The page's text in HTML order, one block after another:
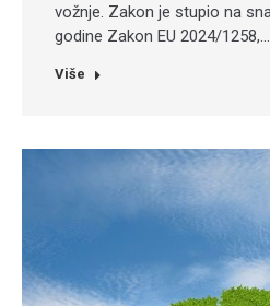
vožnje. Zakon je stupio na
godine Zakon EU 2024/1258,…
Više